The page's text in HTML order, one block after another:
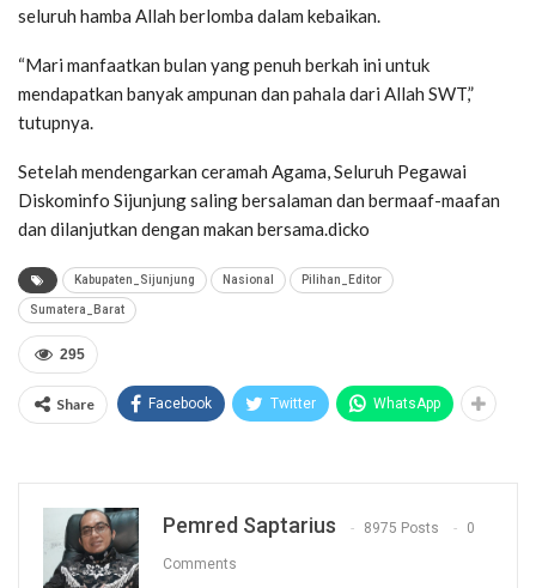
seluruh hamba Allah berlomba dalam kebaikan.
“Mari manfaatkan bulan yang penuh berkah ini untuk
mendapatkan banyak ampunan dan pahala dari Allah SWT,”
tutupnya.
Setelah mendengarkan ceramah Agama, Seluruh Pegawai
Diskominfo Sijunjung saling bersalaman dan bermaaf-maafan
dan dilanjutkan dengan makan bersama.dicko
Kabupaten_Sijunjung Nasional Pilihan_Editor
Sumatera_Barat
295
Share Facebook Twitter WhatsApp
Pemred Saptarius 8975 Posts 0
Comments